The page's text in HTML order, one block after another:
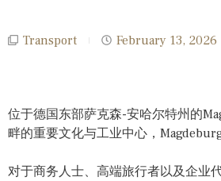
Transport February 13, 2026
位于德国东部萨克森-安哈尔特州的
畔的重要文化与工业中心，
对于商务人士、高端旅行者以及企业